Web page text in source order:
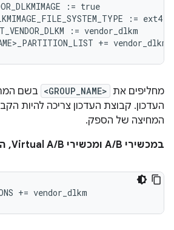
:= true
:= ext4
:= vendor_dlkm
+= vendor_dlkm
מחליפים את <GROUP_NAME> בשם
העדכון. קבוצת העדכון צריכה להיות
המחיצה של הספק.
במכשירי A/B ומכשירי Virtual A/B, הקובץ device.mk